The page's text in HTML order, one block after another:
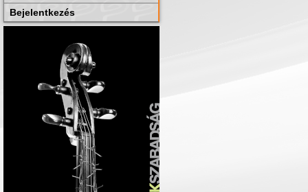
Bejelentkezés